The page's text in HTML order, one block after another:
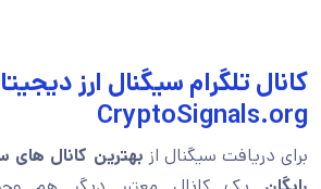
کانال تلگرام سیگنال ارز
CryptoSignals.org
برای دریافت سیگنال از بهترین کانال های